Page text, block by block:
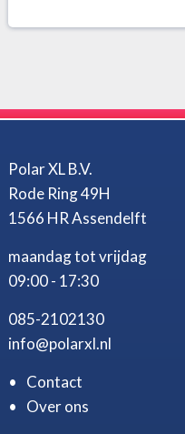
Polar XL B.V.
Rode Ring 49H
1566 HR Assendelft
maandag tot vrijdag
09:00 - 17:30
085-2102130
info@polarxl.nl
Contact
Over ons